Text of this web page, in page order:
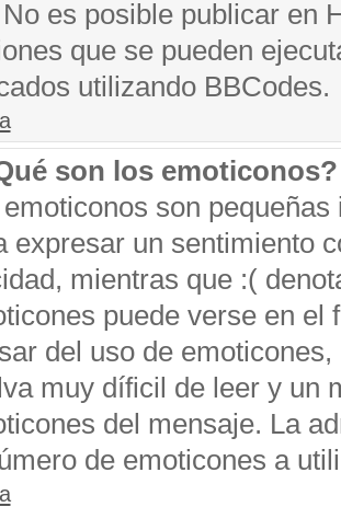
es posible publicar en
que se pueden
utilizando BBCodes.
son los emoticonos?
son
expresar un sentimiento
mientras que :(
puede verse en el
del uso de
muy díficil de leer y un
del mensaje. La
de emoticones a